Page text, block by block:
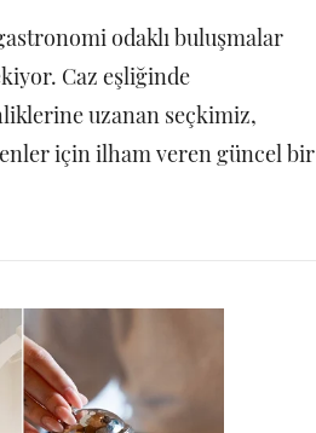
odaklı buluşmalar
Caz eşliğinde
uzanan seçkimiz,
için ilham veren güncel bir